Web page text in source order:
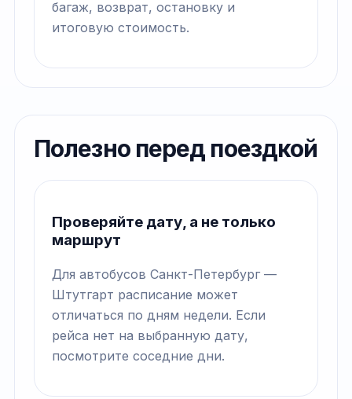
багаж, возврат, остановку и
итоговую стоимость.
Полезно перед поездкой
Проверяйте дату, а не только
маршрут
Для автобусов Санкт-Петербург —
Штутгарт расписание может
отличаться по дням недели. Если
рейса нет на выбранную дату,
посмотрите соседние дни.